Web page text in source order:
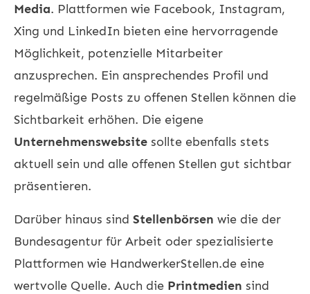
Media. Plattformen wie Facebook, Instagram,
Xing und LinkedIn bieten eine hervorragende
Möglichkeit, potenzielle Mitarbeiter
anzusprechen. Ein ansprechendes Profil und
regelmäßige Posts zu offenen Stellen können die
Sichtbarkeit erhöhen. Die eigene
Unternehmenswebsite sollte ebenfalls stets
aktuell sein und alle offenen Stellen gut sichtbar
präsentieren.
Darüber hinaus sind Stellenbörsen wie die der
Bundesagentur für Arbeit oder spezialisierte
Plattformen wie HandwerkerStellen.de eine
wertvolle Quelle. Auch die Printmedien sind